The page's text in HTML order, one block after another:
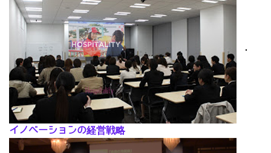
･
イノベーションの経営戦略